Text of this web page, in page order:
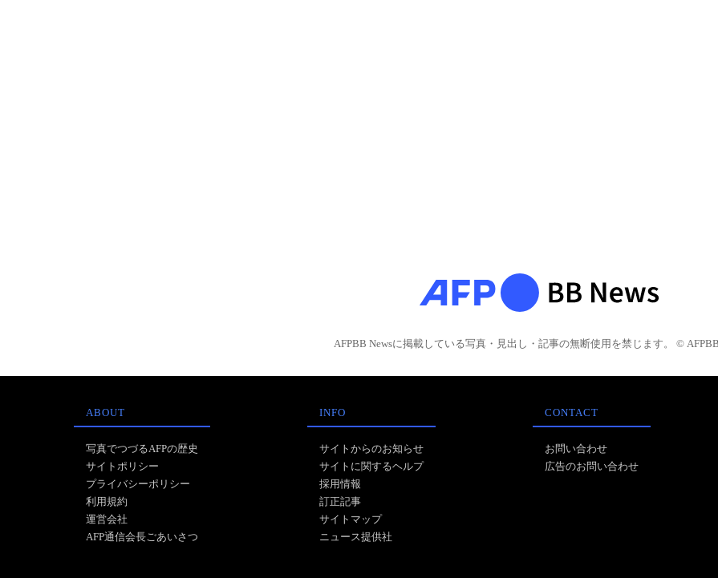
AFPBB Newsに掲載している写真・見出し・記事の無断使用を禁じます。 ©
ABOUT
写真でつづるAFPの歴史
サイトポリシー
プライバシーポリシー
利用規約
運営会社
AFP通信会長ごあいさつ
INFO
サイトからのお知らせ
サイトに関するヘルプ
採用情報
訂正記事
サイトマップ
ニュース提供社
CONTACT
お問い合わせ
広告のお問い合わせ